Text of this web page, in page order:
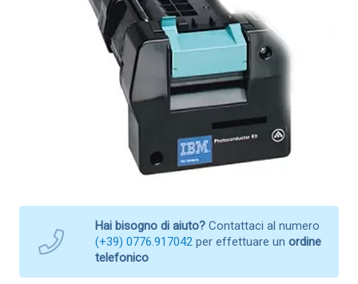
Hai bisogno di aiuto? Contattaci al numero
(+39) 0776.917042 per effettuare un ordine
telefonico